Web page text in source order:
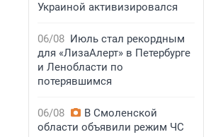
Украиной активизировался
06/08 Июль стал рекордным
для «ЛизаАлерт» в Петербурге
и Ленобласти по
потерявшимся
06/08
В Смоленской
области объявили режим ЧС